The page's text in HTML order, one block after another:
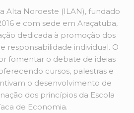
Alta Noroeste (ILAN), fundado
e com sede em Araçatuba,
dedicada à promoção dos
responsabilidade individual. O
fomentar o debate de ideias
cursos, palestras e
o desenvolvimento de
dos princípios da Escola
de Economia.